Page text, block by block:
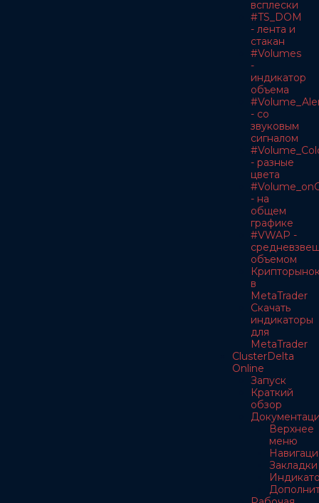
всплески
#TS_DOM
- лента и
стакан
#Volumes
-
индикатор
объема
- со
звуковым
сигналом
- разные
цвета
- на
общем
графике
#VWAP -
объемом
в
MetaTrader
Скачать
индикаторы
для
MetaTrader
ClusterDelta
Online
Запуск
Краткий
обзор
Верхнее
меню
Закладки